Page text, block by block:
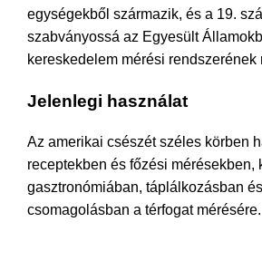
egységekből származik, és a 19.
szabványossá az Egyesült
kereskedelem mérési rendszerének
Jelenlegi használat
Az amerikai csészét széles körben
receptekben és főzési mérésekben,
gasztronómiában, táplálkozásban
csomagolásban a térfogat mérésére.